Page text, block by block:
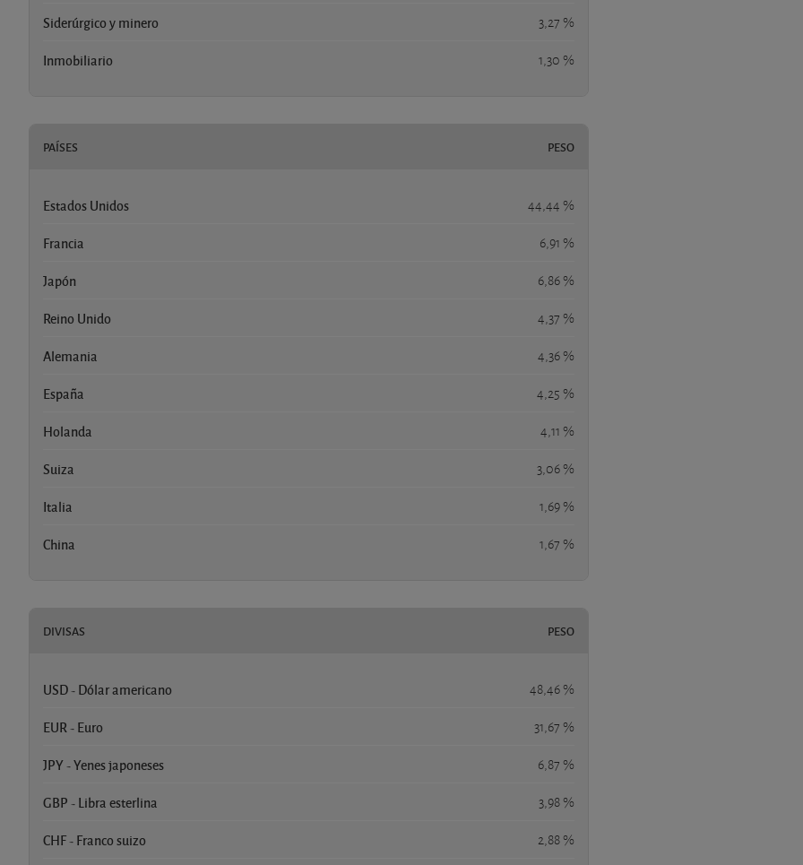
Siderúrgico y minero 3,27 %
Inmobiliario 1,30 %
PAÍSES PESO
Estados Unidos 44,44 %
Francia 6,91 %
Japón 6,86 %
Reino Unido 4,37 %
Alemania 4,36 %
España 4,25 %
Holanda 4,11 %
Suiza 3,06 %
Italia 1,69 %
China 1,67 %
DIVISAS PESO
USD - Dólar americano 48,46 %
EUR - Euro 31,67 %
JPY - Yenes japoneses 6,87 %
GBP - Libra esterlina 3,98 %
CHF - Franco suizo 2,88 %